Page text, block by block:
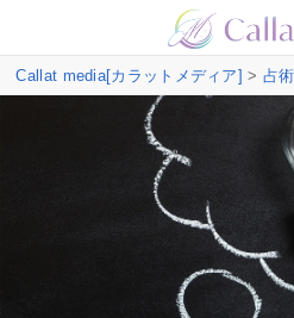
Callat media[カラットメディア] > 占術